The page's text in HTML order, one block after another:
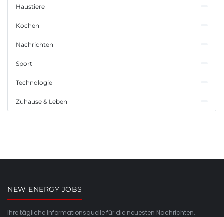
Haustiere
Kochen
Nachrichten
Sport
Technologie
Zuhause & Leben
NEW ENERGY JOBS
Ihre tägliche Informationsquelle für die neuesten Nachrichten,